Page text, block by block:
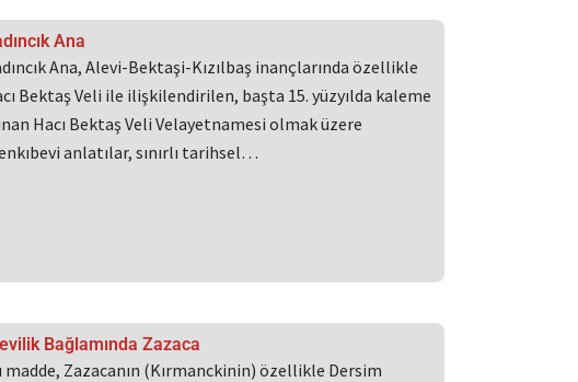
Ana
Ana, Alevi-Bektaşi-Kızılbaş inançlarında özellikle
Bektaş Veli ile ilişkilendirilen, başta 15. yüzyılda kaleme
Hacı Bektaş Veli Velayetnamesi olmak üzere
anlatılar, sınırlı tarihsel…
Bağlamında Zazaca
madde, Zazacanın (Kırmanckinin) özellikle Dersim